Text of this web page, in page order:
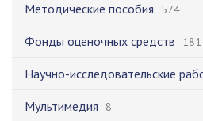
Методические пособия 574
Фонды оценочных средств 181
Научно-исследовательские
Мультимедия 8